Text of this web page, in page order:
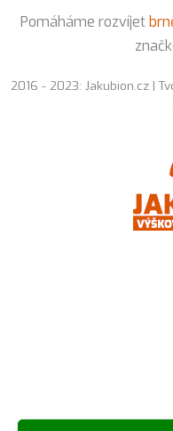
Pomáháme rozvíjet
2016 - 2023: Jakubion.cz |